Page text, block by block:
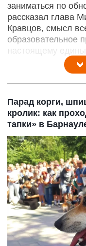
заниматься по
рассказал глава
Кравцов, смысл
образовательное
настоящему
Парад корги,
кролик: как
тапки» в